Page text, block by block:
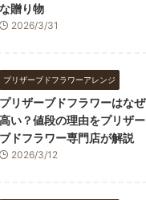
な贈り物
2026/3/31
プリザーブドフラワーアレンジ
プリザーブドフラワーはなぜ
高い？値段の理由をプリザー
ブドフラワー専門店が解説
2026/3/12